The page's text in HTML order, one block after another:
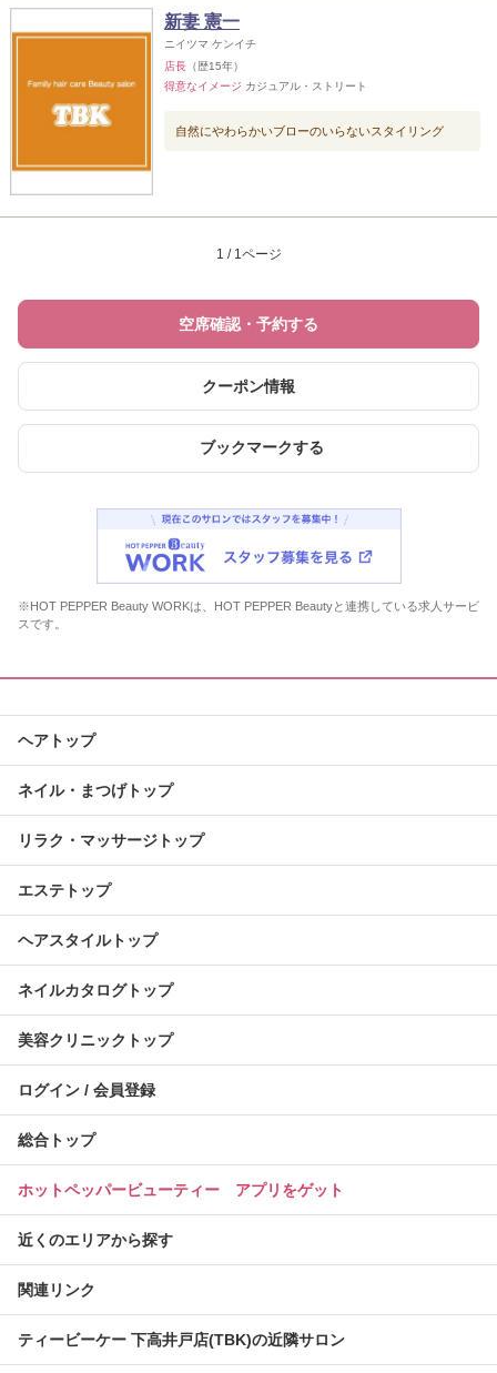
新妻 憲一
ニイツマ ケンイチ
店長 （歴15年）
得意なイメージ カジュアル・ストリート
自然にやわらかいブローのいらないスタイリング
1 / 1ページ
空席確認・予約する
クーポン情報
ブックマークする
※HOT PEPPER Beauty WORKは、HOT PEPPER Beautyと連携している求人サービ
スです。
ヘアトップ
ネイル・まつげトップ
リラク・マッサージトップ
エステトップ
ヘアスタイルトップ
ネイルカタログトップ
美容クリニックトップ
ログイン / 会員登録
総合トップ
ホットペッパービューティー アプリをゲット
近くのエリアから探す
関連リンク
ティービーケー 下高井戸店(TBK)の近隣サロン